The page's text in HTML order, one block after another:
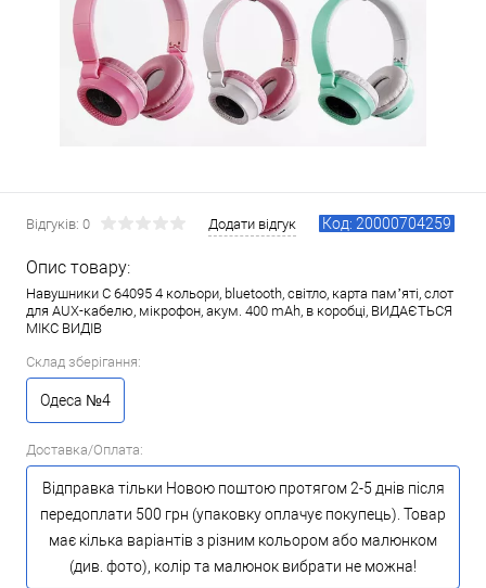
Відгуків: 0 Додати відгук Код: 20000704259
Опис товару:
Навушники C 64095 4 кольори, bluetooth, світло, карта пам’яті, слот
для AUX-кабелю, мікрофон, акум. 400 mAh, в коробці, ВИДАЄТЬСЯ
МІКС ВИДІВ
Склад зберігання:
Одеса №4
Доставка/Оплата:
Відправка тільки Новою поштою протягом 2-5 днів після
передоплати 500 грн (упаковку оплачує покупець). Товар
має кілька варіантів з різним кольором або малюнком
(див. фото), колір та малюнок вибрати не можна!